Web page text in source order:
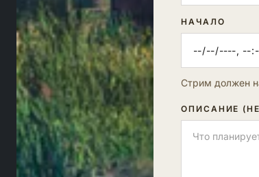
НАЧАЛО
Стрим должен
ОПИСАНИЕ